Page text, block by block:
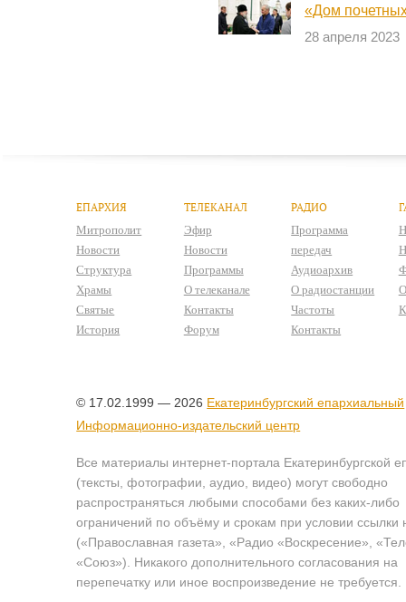
«Дом
28 апреля 2023
ЕПАРХИЯ
Митрополит
Новости
Структура
Храмы
Святые
История
ТЕЛЕКАНАЛ
Эфир
Новости
Программы
О телеканале
Контакты
Форум
РАДИО
Программа
передач
Аудиоархив
О радиостанции
Частоты
Контакты
© 17.02.1999 — 2026 Екатеринбургский епархиальный
Информационно-издательский центр
Все материалы интернет-портала Екатеринбургской
(тексты, фотографии, аудио, видео) могут свободно
распространяться любыми способами без каких-либо
ограничений по объёму и срокам при условии ссылки
(«Православная газета», «Радио «Воскресение»,
«Союз»). Никакого дополнительного согласования на
перепечатку или иное воспроизведение не требуется.